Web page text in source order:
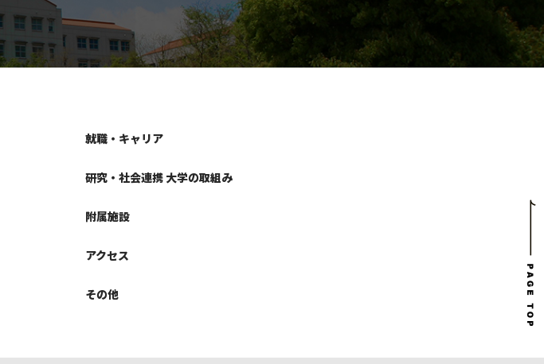
就職・キャリア
研究・社会連携 大学の取組み
附属施設
アクセス
その他